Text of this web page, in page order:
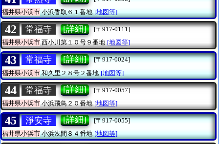
福井県小浜市小浜香取６１番地 [地図等]
42 常福寺 [詳細]
[〒917-0111]
福井県小浜市西小川第１０号９番地 [地図等]
43 常福寺 [詳細]
[〒917-0024]
福井県小浜市和久里２８号２番地 [地図等]
44 常福寺 [詳細]
[〒917-0057]
福井県小浜市小浜飛鳥２０番地 [地図等]
45 淨安寺 [詳細]
[〒917-0055]
福井県小浜市小浜浅間８４番地 [地図等]